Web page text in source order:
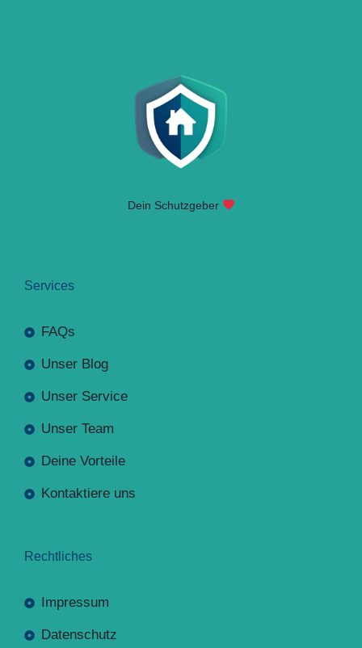
Dein Schutzgeber
Services
FAQs
Unser Blog
Unser Service
Unser Team
Deine Vorteile
Kontaktiere uns
Rechtliches
Impressum
Datenschutz